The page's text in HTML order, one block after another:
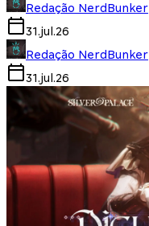
Redação NerdBunker
31.jul.26
Redação NerdBunker
31.jul.26